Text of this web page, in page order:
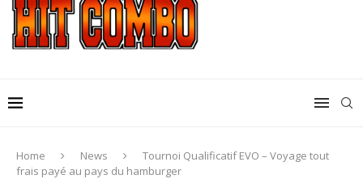
Home News
Tournoi Qualificatif EVO – Voyage tout
frais payé au pays du hamburger